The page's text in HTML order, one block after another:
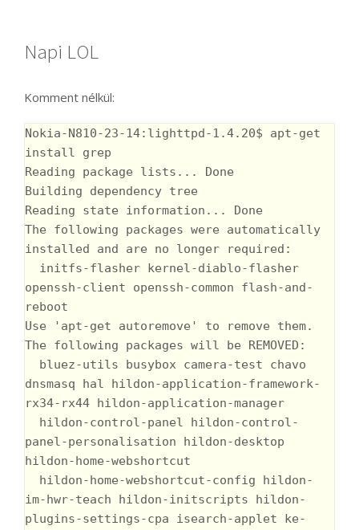
Napi LOL
Komment nélkül:
Nokia-N810-23-14:lighttpd-1.4.20$ apt-get
install grep
Reading package lists... Done
Building dependency tree
Reading state information... Done
The following packages were automatically
installed and are no longer required:
openssh-client openssh-common flash-and-
reboot
Use 'apt-get autoremove' to remove them.
The following packages will be REMOVED:
dnsmasq hal hildon-application-framework-
rx34-rx44 hildon-application-manager
panel-personalisation hildon-desktop
hildon-home-webshortcut
im-hwr-teach hildon-initscripts hildon-
plugins-settings-cpa isearch-applet ke-